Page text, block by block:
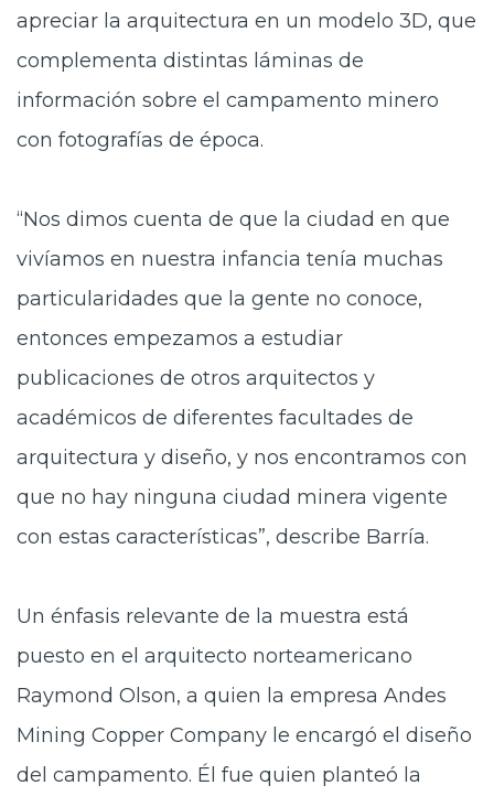
apreciar la arquitectura en un modelo 3D, que
complementa distintas láminas de
información sobre el campamento minero
con fotografías de época.
“Nos dimos cuenta de que la ciudad en que
vivíamos en nuestra infancia tenía muchas
particularidades que la gente no conoce,
entonces empezamos a estudiar
publicaciones de otros arquitectos y
académicos de diferentes facultades de
arquitectura y diseño, y nos encontramos con
que no hay ninguna ciudad minera vigente
con estas características”, describe Barría.
Un énfasis relevante de la muestra está
puesto en el arquitecto norteamericano
Raymond Olson, a quien la empresa Andes
Mining Copper Company le encargó el diseño
del campamento. Él fue quien planteó la